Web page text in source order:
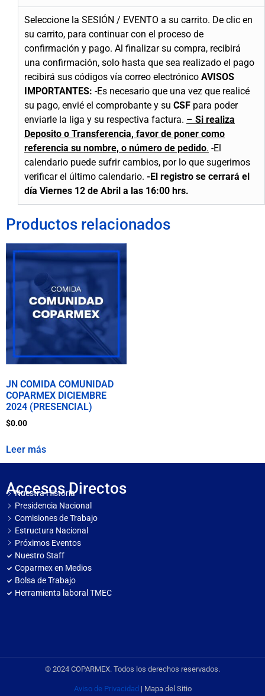
Seleccione la SESIÓN / EVENTO a su carrito. De clic en
su carrito, para continuar con el proceso de
confirmación y pago. Al finalizar su compra, recibirá
una confirmación, solo hasta que sea realizado el pago
recibirá sus códigos vía correo electrónico AVISOS
IMPORTANTES: -Es necesario que una vez que realicé
su pago, envié el comprobante y su CSF para poder
enviarle la liga y su respectiva factura. – Si realiza
Deposito o Transferencia, favor de poner como
referencia su nombre, o número de pedido. -El
calendario puede sufrir cambios, por lo que sugerimos
verificar el último calendario. -El registro se cerrará el
día Viernes 12 de Abril a las 16:00 hrs.
Productos relacionados
JN COMIDA COMUNIDAD
COPARMEX DICIEMBRE
2024 (PRESENCIAL)
$0.00
Leer más
Accesos Directos
Nuestra Historia
Presidencia Nacional
Comisiones de Trabajo
Estructura Nacional
Próximos Eventos
Nuestro Staff
Coparmex en Medios
Bolsa de Trabajo
Herramienta laboral TMEC
© 2024 COPARMEX. Todos los derechos reservados.
Aviso de Privacidad | Mapa del Sitio